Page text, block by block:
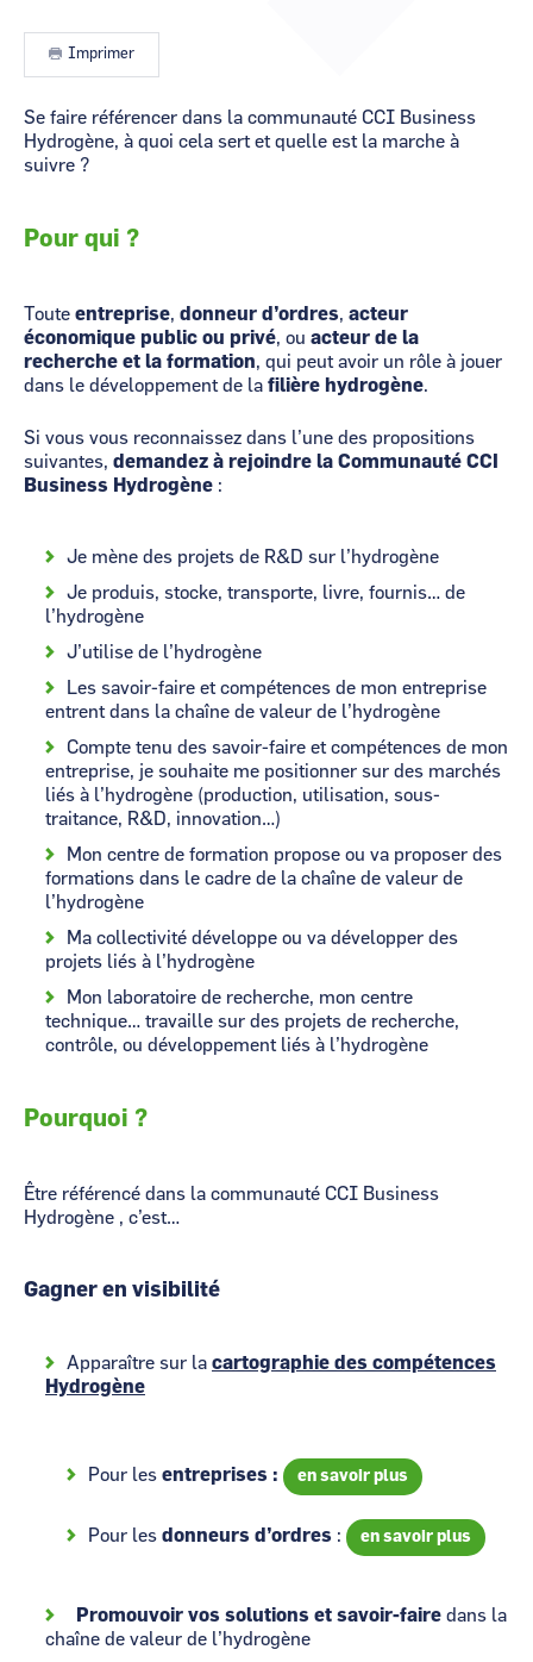
OccitanieOccitanie
Imprimer
Se faire référencer dans la communauté CCI Business
Hydrogène, à quoi cela sert et quelle est la marche à
suivre ?
Pour qui ?
Toute entreprise, donneur d’ordres, acteur
économique public ou privé, ou acteur de la
recherche et la formation, qui peut avoir un rôle à jouer
dans le développement de la filière hydrogène.
Si vous vous reconnaissez dans l’une des propositions
suivantes, demandez à rejoindre la Communauté CCI
Business Hydrogène :
Je mène des projets de R&D sur l’hydrogène
Je produis, stocke, transporte, livre, fournis… de
l’hydrogène
J’utilise de l’hydrogène
Les savoir-faire et compétences de mon entreprise
entrent dans la chaîne de valeur de l’hydrogène
Compte tenu des savoir-faire et compétences de mon
entreprise, je souhaite me positionner sur des marchés
liés à l’hydrogène (production, utilisation, sous-
traitance, R&D, innovation…)
Mon centre de formation propose ou va proposer des
formations dans le cadre de la chaîne de valeur de
l’hydrogène
Ma collectivité développe ou va développer des
projets liés à l’hydrogène
Mon laboratoire de recherche, mon centre
technique… travaille sur des projets de recherche,
contrôle, ou développement liés à l’hydrogène
Pourquoi ?
Être référencé dans la communauté CCI Business
Hydrogène , c’est…
Gagner en visibilité
Apparaître sur la cartographie des compétences
Hydrogène
Pour les entreprises : en savoir plus
Pour les donneurs d’ordres : en savoir plus
Promouvoir vos solutions et savoir-faire dans la
chaîne de valeur de l’hydrogène